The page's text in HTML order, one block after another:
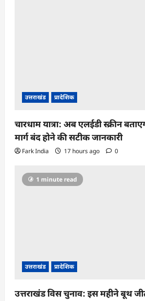
उत्तराखंड प्रादेशिक
चारधाम यात्रा: अब एलईडी स्क्रीन
मार्ग बंद होने की सटीक जानकारी
Fark India 17 hours ago 0
1 minute read
उत्तराखंड प्रादेशिक
उत्तराखंड विस चुनाव: इस महीने बूथ